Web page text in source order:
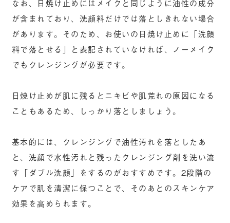
なお、日焼け止めにはメイクと同じように油性の成分
が含まれており、洗顔料だけでは落としきれない場合
があります。そのため、お使いの日焼け止めに「洗顔
料で落とせる」と表記されていなければ、ノーメイク
でもクレンジングが必要です。
日焼け止めが肌に残るとニキビや肌荒れの原因になる
こともあるため、しっかり落としましょう。
基本的には、クレンジングで油性汚れを落としたあ
と、洗顔で水性汚れと残ったクレンジング剤を洗い流
す「ダブル洗顔」をするのがおすすめです。2段階の
ケアで肌を清潔に保つことで、そのあとのスキンケア
効果を高められます。